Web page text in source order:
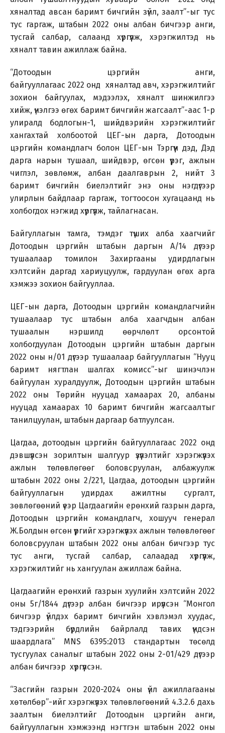
хяналтад авсан баримт бичгийн зүйл, заалт”-ыг тус
тус гаргаж, штабын 2022 оны албан бичгээр анги,
тусгай салбар, салаанд хүргүүлж, хэрэгжилтэд нь
хяналт тавин ажиллаж байна.
“Дотоодын цэргийн анги,
байгууллагаас 2022 онд хяналтад авч, хэрэгжилтийг
зохион байгуулах, мэдээлэх, хяналт шинжилгээ
хийж, үнэлгээ өгөх баримт бичгийн жагсаалт”-аас 1-р
улиралд бодлогын-1, шийдвэрийн хэрэгжилтийг
хангахтай холбоотой ЦЕГ-ын дарга, Дотоодын
цэргийн командлагч болон ЦЕГ-ын Тэргүүн дэд, Дэд
дарга нарын тушаал, шийдвэр, өгсөн үүрэг, ажлын
чиглэл, зөвлөмж, албан даалгаврын 2, нийт 3
баримт бичгийн биелэлтийг энэ оны нэгдүгээр
улирлын байдлаар гаргаж, тогтоосон хугацаанд нь
холбогдох нэгжид хүргүүлж, тайлагнасан.
Байгуллагын тамга, тэмдэг түших алба хаагчийг
Дотоодын цэргийн штабын даргын А/14 дүгээр
тушаалаар томилон Захиргааны удирдлагын
хэлтсийн даргад хариуцуулж, гардуулан өгөх арга
хэмжээ зохион байгууллаа.
ЦЕГ-ын дарга, Дотоодын цэргийн командлагчийн
тушаалаар тус штабын алба хаагчдын албан
тушаалын нэршилд өөрчлөлт орсонтой
холбогдуулан Дотоодын цэргийн штабын даргын
2022 оны н/01 дүгээр тушаалаар байгууллагын “Нууц
баримт нягтлан шалгах комисс”-ыг шинэчлэн
байгуулан хуралдуулж, Дотоодын цэргийн штабын
2022 оны Төрийн нууцад хамаарах 20, албаны
нууцад хамаарах 10 баримт бичгийн жагсаалтыг
танилцуулан, штабын даргаар батлуулсан.
Цагдаа, дотоодын цэргийн байгууллагаас 2022 онд
дэвшүүлсэн зорилтын шалгуур үзүүлэлтийг хэрэгжүүлэх
ажлын төлөвлөгөөг боловсруулан, албажуулж
штабын 2022 оны 2/221, Цагдаа, дотоодын цэргийн
байгууллагын удирдах ажилтны сургалт,
зөвлөгөөний үеэр Цагдаагийн ерөнхий газрын дарга,
Дотоодын цэргийн командлагч, хошууч генерал
Ж.Болдын өгсөн үүргийг хэрэгжүүлэх ажлын төлөвлөгөөг
боловсруулан штабын 2022 оны албан бичгээр тус
тус анги, тусгай салбар, салаадад хүргүүлж,
хэрэгжилтийг нь хангуулан ажиллаж байна.
Цагдаагийн ерөнхий газрын хуулийн хэлтсийн 2022
оны 5г/1844 дүгээр албан бичгээр ирүүлсэн “Монгол
бичгээр үйлдэх баримт бичгийн хэвлэмэл хуудас,
тэдгээрийн бүрдлийн байрлалд тавих үндсэн
шаардлага” MNS 6395:2013 стандартын төсөлд
тусгуулах саналыг штабын 2022 оны 2-01/429 дүгээр
албан бичгээр хүргүүлсэн.
“Засгийн газрын 2020-2024 оны үйл ажиллагааны
хөтөлбөр”-ийг хэрэгжүүлэх төлөвлөгөөний 4.3.2.6 дахь
заалтын биелэлтийг Дотоодын цэргийн анги,
байгууллагын хэмжээнд нэгтгэн штабын 2022 оны